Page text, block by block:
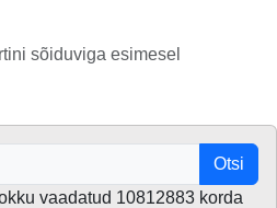
sõiduviga esimesel
Otsi
vaadatud 10812883 korda